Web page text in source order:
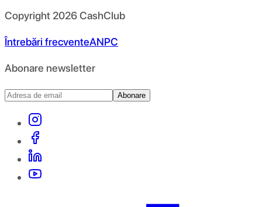
Copyright 2026CashClub
Întrebări frecventeANPC
Abonare newsletter
Abonare